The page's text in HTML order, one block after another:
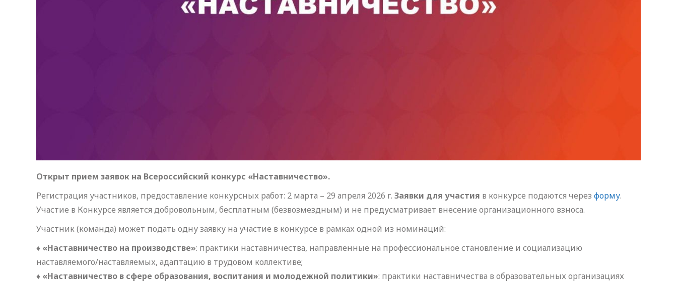
Открыт прием заявок на Всероссийский конкурс «Наставничество».
Регистрация участников, предоставление конкурсных работ: 2 марта – 29 апреля 2026 г. Заявки для участия в конкурсе подаются через форму.
Участие в Конкурсе является добровольным, бесплатным (безвозмездным) и не предусматривает внесение организационного взноса.
Участник (команда) может подать одну заявку на участие в конкурсе в рамках одной из номинаций:
♦ «Наставничество на производстве»: практики наставничества, направленные на профессиональное становление и социализацию
наставляемого/наставляемых, адаптацию в трудовом коллективе;
♦ «Наставничество в сфере образования, воспитания и молодежной политики»: практики наставничества в образовательных организациях